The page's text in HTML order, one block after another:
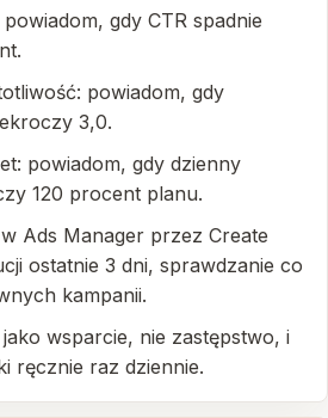
powiadom, gdy CTR spadnie
powiadom, gdy
3,0.
powiadom, gdy dzienny
120 procent planu.
Ads Manager przez Create
ostatnie 3 dni, sprawdzanie co
kampanii.
wsparcie, nie zastępstwo, i
ręcznie raz dziennie.